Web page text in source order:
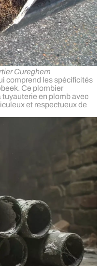
Cureghem
comprend les spécificités
Ce plombier
en plomb avec
et respectueux de